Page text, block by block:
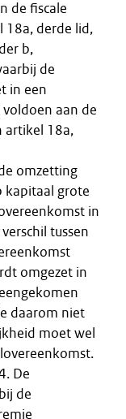
de fiscale
18a, derde lid,
b,
de
in een
aan de
artikel 18a,
omzetting
kapitaal grote
in
tussen
omgezet in
daarom niet
moet wel
De
de